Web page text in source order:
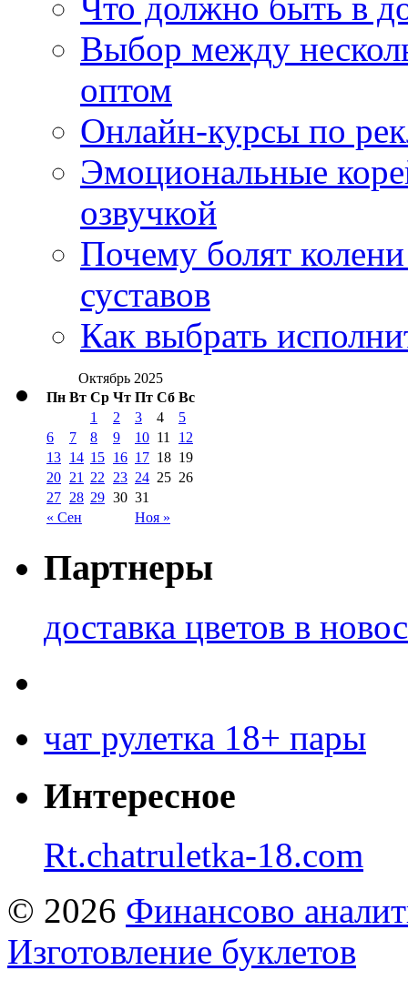
Что должно быть в
Выбор между
оптом
Онлайн-курсы по
Эмоциональные
озвучкой
Почему болят
суставов
Как выбрать
Октябрь 2025
Пн Вт Ср Чт Пт Сб Вс
« Сен Ноя »
1 2 3 4
5
6
7 8 9 10 11
12
13 14 15 16 17 18 19
20 21 22 23 24 25 26
27 28 29 30 31
Партнеры
доставка цветов в
чат рулетка 18+ пары
Интересное
Rt.chatruletka-18.com
© 2026 Финансово
Изготовление буклетов